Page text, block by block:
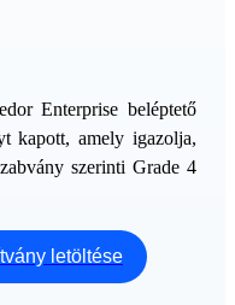
Enterprise beléptető
kapott, amely igazolja,
szerinti Grade 4
letöltése